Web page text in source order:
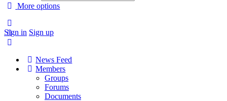
More options
Sign in Sign up
News Feed
Members
Groups
Forums
Documents